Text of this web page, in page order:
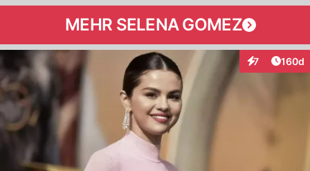
MEHR SELENA GOMEZ
7
Interaktionen
160d